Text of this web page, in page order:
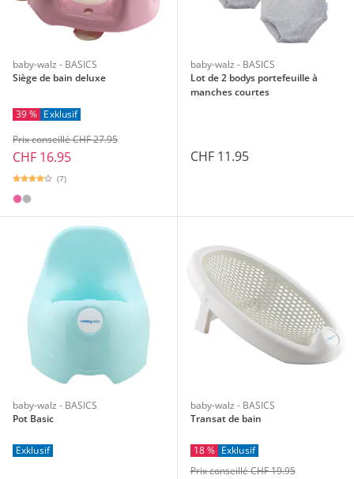
baby-walz - BASICS
Siège de bain deluxe
39 % Exklusif
CHF 16.95
Prix conseillé CHF 27.95
(7)
baby-walz - BASICS
Lot de 2 bodys portefeuille à
manches courtes
CHF 11.95
baby-walz - BASICS
Pot Basic
Exklusif
baby-walz - BASICS
Transat de bain
18 % Exklusif
Prix conseillé CHF 19.95